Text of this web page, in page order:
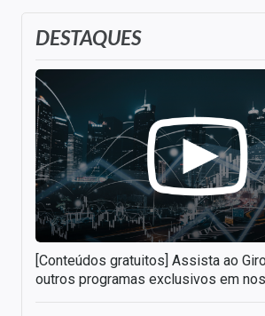
DESTAQUES
[Conteúdos gratuitos] Assista ao
outros programas exclusivos em